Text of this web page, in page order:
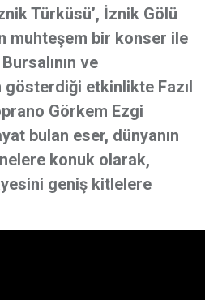
Türküsü’, İznik Gölü
muhteşem bir konser ile
ve
gösterdiği etkinlikte Fazıl
Görkem Ezgi
bulan eser, dünyanın
konuk olarak,
geniş kitlelere